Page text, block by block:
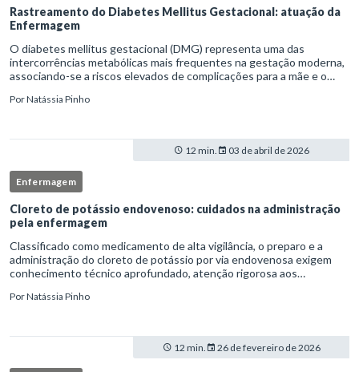
Rastreamento do Diabetes Mellitus Gestacional: atuação da
Enfermagem
O diabetes mellitus gestacional (DMG) representa uma das
intercorrências metabólicas mais frequentes na gestação moderna,
associando-se a riscos elevados de complicações para a mãe e o
enferm
PorNatássia Pinho
12 min. 03 de abril de 2026
Enfermagem
Cloreto de potássio endovenoso: cuidados na administração
pela enfermagem
Classificado como medicamento de alta vigilância, o preparo e a
administração do cloreto de potássio por via endovenosa exigem
conhecimento técnico aprofundado, atenção rigorosa aos
enfermag
PorNatássia Pinho
12 min. 26 de fevereiro de 2026